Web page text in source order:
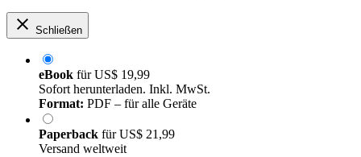
Schließen
eBook fürUS$ 19,99
Sofort herunterladen. Inkl. MwSt.
Format: PDF – für alle Geräte
Paperback fürUS$ 21,99
Versand weltweit